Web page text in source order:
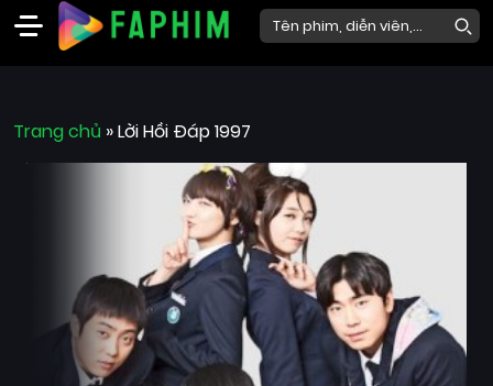
Phim
Mới
Chiếu
Trang chủ »Lời Hồi Đáp 1997